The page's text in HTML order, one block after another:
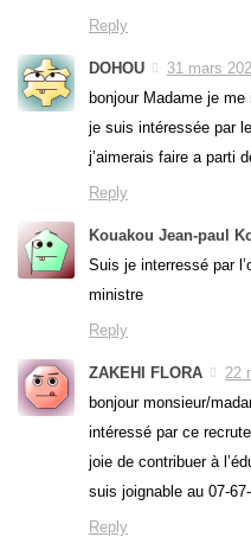
Reply
DOHOU
31 mars
bonjour Madame je
je suis intéressée par
j’aimerais faire a parti
Reply
Kouakou Jean-paul
Suis je interressé par
ministre
Reply
ZAKEHI FLORA
22
bonjour monsieur/
intéressé par ce
joie de contribuer à
suis joignable au 07-67-
Reply